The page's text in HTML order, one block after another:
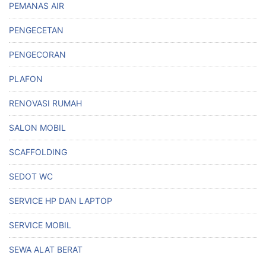
PEMANAS AIR
PENGECETAN
PENGECORAN
PLAFON
RENOVASI RUMAH
SALON MOBIL
SCAFFOLDING
SEDOT WC
SERVICE HP DAN LAPTOP
SERVICE MOBIL
SEWA ALAT BERAT